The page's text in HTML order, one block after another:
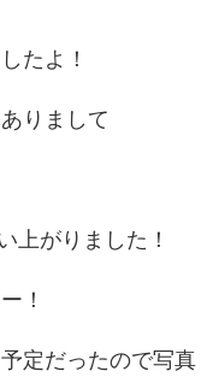
たよ！
りまして
上がりました！
！
定だったので写真